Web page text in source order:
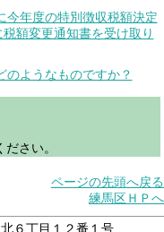
今年度の特別徴収税額決定
額変更通知書を受け取り
のようなものですか？
さい。
ページの先頭へ戻る
練馬区ＨＰへ
６丁目１２番１号